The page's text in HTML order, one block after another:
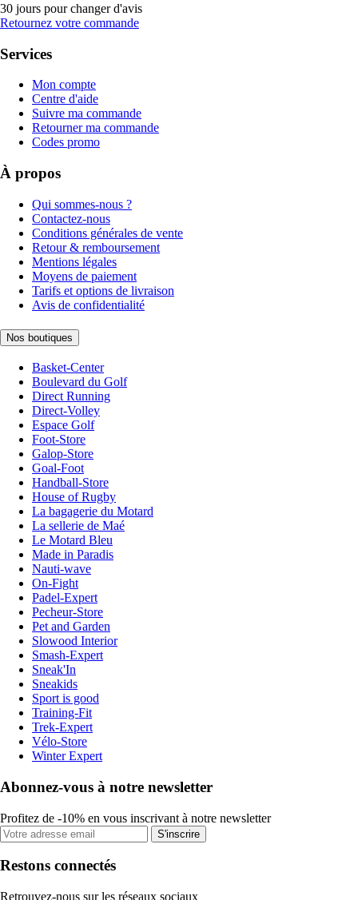
30 jours pour changer d'avis
Retournez votre commande
Services
Mon compte
Centre d'aide
Suivre ma commande
Retourner ma commande
Codes promo
À propos
Qui sommes-nous ?
Contactez-nous
Conditions générales de vente
Retour & remboursement
Mentions légales
Moyens de paiement
Tarifs et options de livraison
Avis de confidentialité
Nos boutiques
Basket-Center
Boulevard du Golf
Direct Running
Direct-Volley
Espace Golf
Foot-Store
Galop-Store
Goal-Foot
Handball-Store
House of Rugby
La bagagerie du Motard
La sellerie de Maé
Le Motard Bleu
Made in Paradis
Nauti-wave
On-Fight
Padel-Expert
Pecheur-Store
Pet and Garden
Slowood Interior
Smash-Expert
Sneak'In
Sneakids
Sport is good
Training-Fit
Trek-Expert
Vélo-Store
Winter Expert
Abonnez-vous à notre newsletter
Profitez de -10% en vous inscrivant à notre newsletter
S'inscrire
Restons connectés
Retrouvez-nous sur les réseaux sociaux